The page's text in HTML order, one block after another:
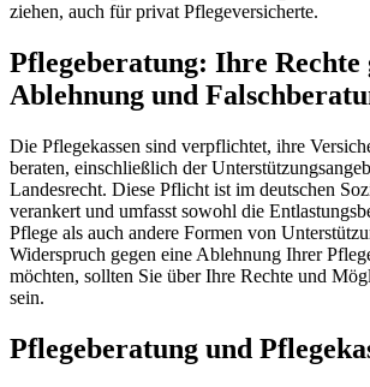
Pflegeberatung: Ihre Rechte
Ablehnung und
Die Pflegekassen sind verpflichtet, ihre
beraten, einschließlich der
Landesrecht. Diese Pflicht ist im deutschen
verankert und umfasst sowohl die
Pflege als auch andere Formen von
Widerspruch gegen eine Ablehnung Ihrer
möchten, sollten Sie über Ihre Rechte und
sein.
Pflegeberatung und